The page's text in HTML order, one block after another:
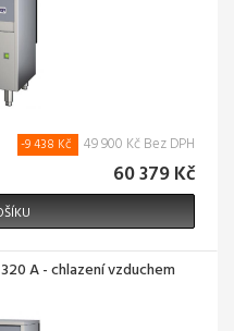
-9 438 Kč 49 900 Kč Bez DPH
60 379 Kč
A - chlazení vzduchem